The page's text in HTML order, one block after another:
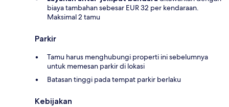
biaya tambahan sebesar EUR 32 per kendaraan.
Maksimal 2 tamu
Parkir
Tamu harus menghubungi properti ini sebelumnya
untuk memesan parkir di lokasi
Batasan tinggi pada tempat parkir berlaku
Kebijakan